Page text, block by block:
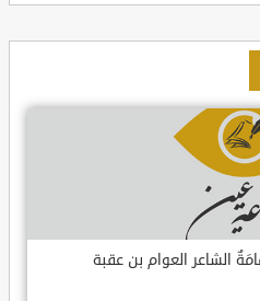
الشاعر العوام بن عقبة